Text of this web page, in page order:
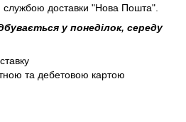
службою доставки "Нова Пошта".
у понеділок, середу
та дебетовою картою